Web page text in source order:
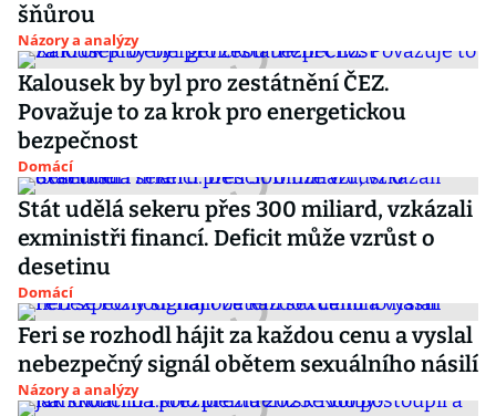
šňůrou
Názory a analýzy
Kalousek by byl pro zestátnění ČEZ.
Považuje to za krok pro energetickou
bezpečnost
Domácí
Stát udělá sekeru přes 300 miliard, vzkázali
exministři financí. Deficit může vzrůst o
desetinu
Domácí
Feri se rozhodl hájit za každou cenu a vyslal
nebezpečný signál obětem sexuálního násilí
Názory a analýzy